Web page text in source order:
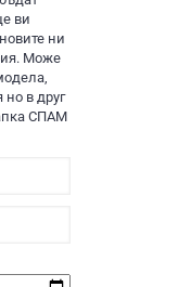
ви
ни
Може
но в друг
СПАМ